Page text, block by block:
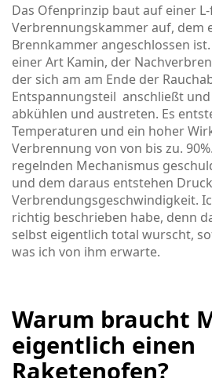
Das Ofenprinzip baut auf einer
Verbrennungskammer auf, dem
Brennkammer angeschlossen
einer Art Kamin, der
der sich am am Ende der
Entspannungsteil anschließt und
abkühlen und austreten. Es
Temperaturen und ein hoher
Verbrennung von von bis zu.
regelnden Mechanismus
und dem daraus entstehen
Verbrendungsgeschwindigkeit.
richtig beschrieben habe, denn
selbst eigentlich total wurscht,
was ich von ihm erwarte.
Warum braucht
eigentlich einen
Raketenofen?